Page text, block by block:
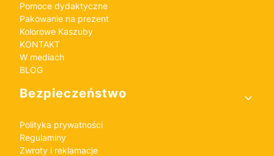
Pomoce dydaktyczne
Pakowanie na prezent
Kolorowe Kaszuby
KONTAKT
W mediach
BLOG
Bezpieczeństwo
Polityka prywatności
Regulaminy
Zwroty i reklamacje